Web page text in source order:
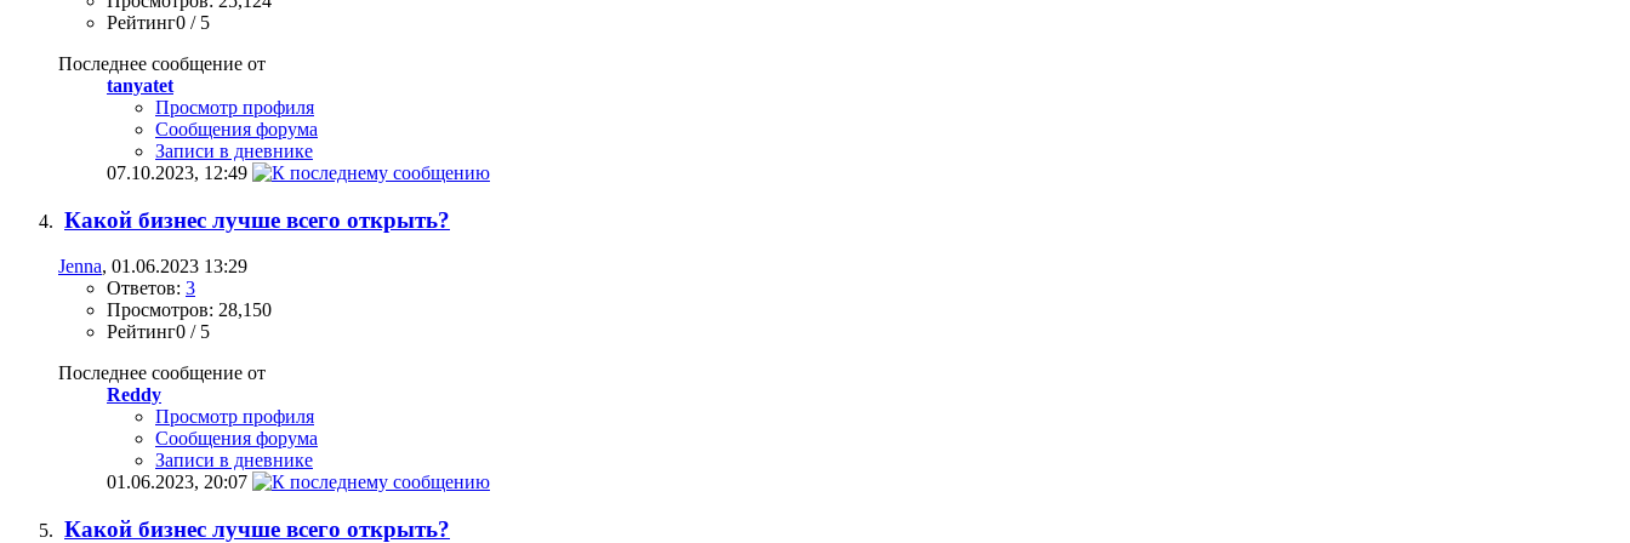
Рейтинг0 / 5
Последнее сообщение от
tanyatet
Просмотр профиля
Сообщения форума
Записи в дневнике
07.10.2023, 12:49
Какой бизнес лучше всего открыть?
Jenna, 01.06.2023 13:29
Ответов: 3
Просмотров: 28,150
Рейтинг0 / 5
Последнее сообщение от
Reddy
Просмотр профиля
Сообщения форума
Записи в дневнике
01.06.2023, 20:07
Какой бизнес лучше всего открыть?